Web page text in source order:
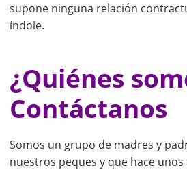
supone ninguna relación
índole.
¿Quiénes
Contáctanos
Somos un grupo de madres y
nuestros peques y que hace